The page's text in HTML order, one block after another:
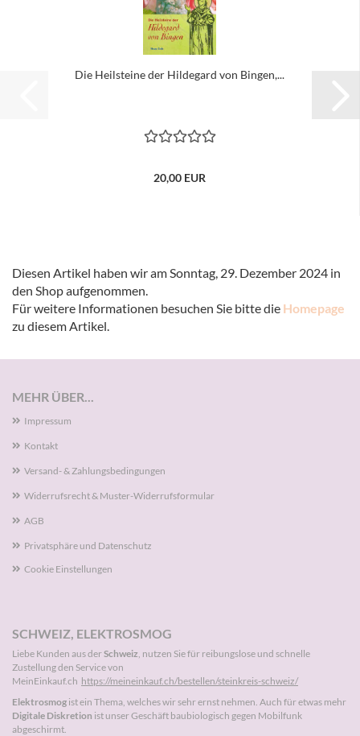
Die Heilsteine der Hildegard von Bingen,...
20,00 EUR
Diesen Artikel haben wir am Sonntag, 29. Dezember 2024 in
den Shop aufgenommen.
Für weitere Informationen besuchen Sie bitte die Homepage
zu diesem Artikel.
MEHR ÜBER...
Impressum
Kontakt
Versand- & Zahlungsbedingungen
Widerrufsrecht & Muster-Widerrufsformular
AGB
Privatsphäre und Datenschutz
Cookie Einstellungen
SCHWEIZ, ELEKTROSMOG
Liebe Kunden aus derSchweiz, nutzen Sie für reibungslose und schnelle
Zustellung den Service von
MeinEinkauf.ch https://meineinkauf.ch/bestellen/steinkreis-schweiz/
Elektrosmog ist ein Thema, welches wir sehr ernst nehmen. Auch für etwas mehr
Digitale Diskretion ist unser Geschäft baubiologisch gegen Mobilfunk
abgeschirmt.